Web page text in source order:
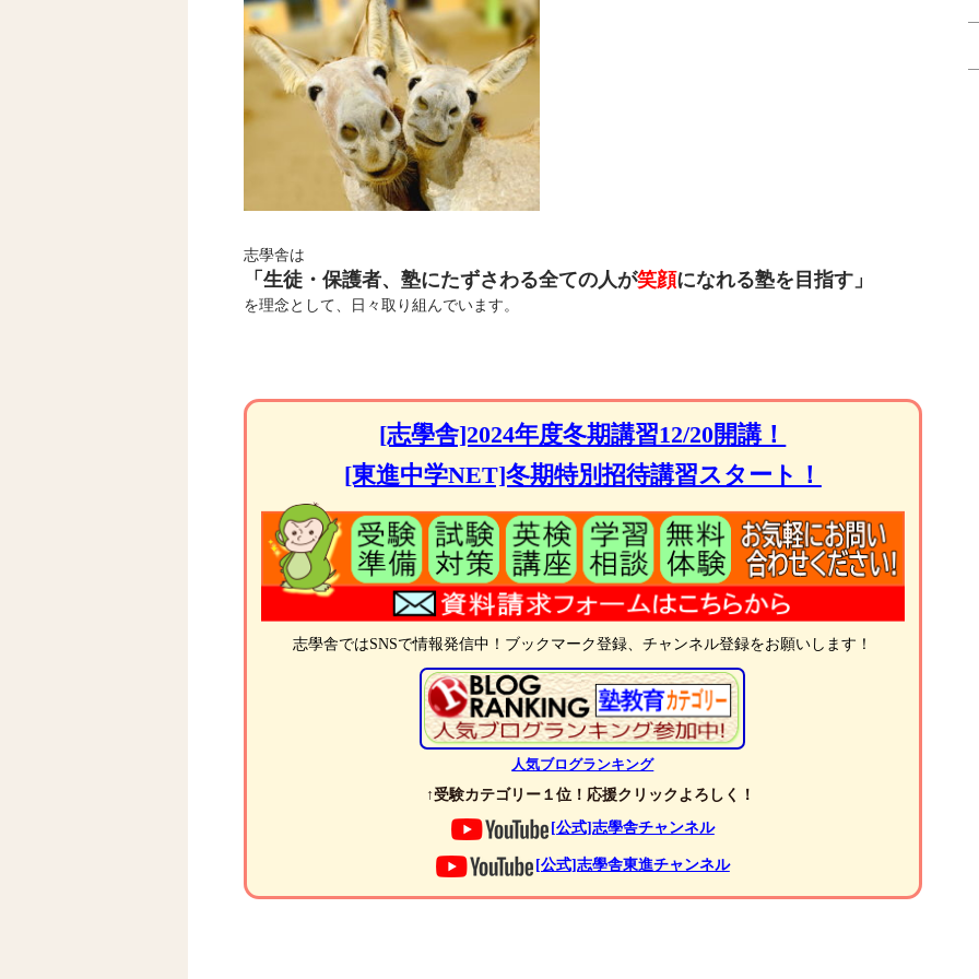
志學舎は
「生徒・保護者、塾にたずさわる全ての人が笑顔になれる塾を目指す」
を理念として、日々取り組んでいます。
[志學舎]2024年度冬期講習12/20開講！
[東進中学NET]冬期特別招待講習スタート！
志學舎ではSNSで情報発信中！ブックマーク登録、チャンネル登録をお願いします！
人気ブログランキング
↑受験カテゴリー１位！応援クリックよろしく！
[公式]志學舎チャンネル
[公式]志學舎東進チャンネル